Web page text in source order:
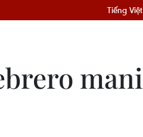
Tiếng Việt